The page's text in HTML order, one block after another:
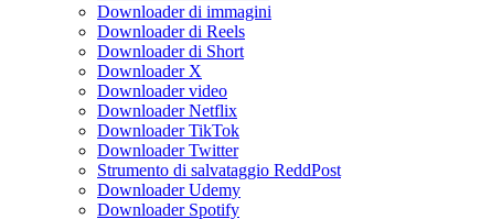
Downloader di immagini
Downloader di Reels
Downloader di Short
Downloader X
Downloader video
Downloader Netflix
Downloader TikTok
Downloader Twitter
Strumento di salvataggio ReddPost
Downloader Udemy
Downloader Spotify